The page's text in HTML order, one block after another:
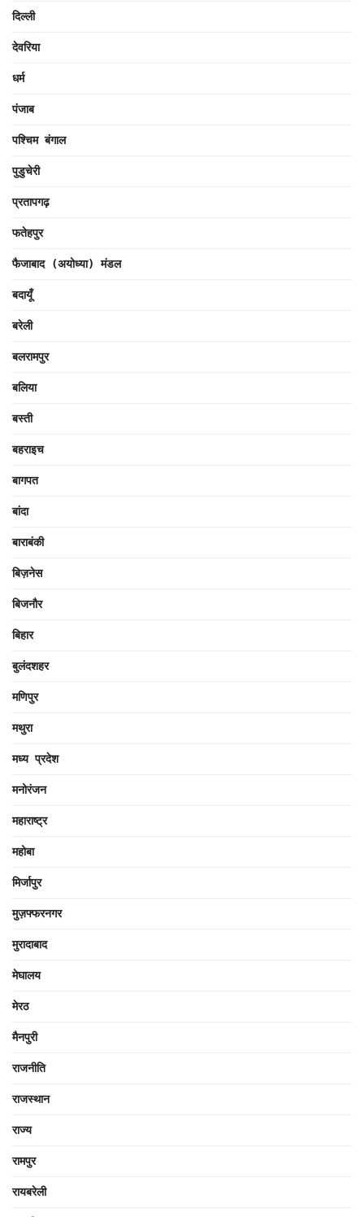
दिल्ली
देवरिया
धर्म
पंजाब
पश्चिम बंगाल
पुडुचेरी
प्रतापगढ़
फतेहपुर
फैजाबाद (अयोध्या) मंडल
बदायूँ
बरेली
बलरामपुर
बलिया
बस्ती
बहराइच
बागपत
बांदा
बाराबंकी
बिज़नेस
बिजनौर
बिहार
बुलंदशहर
मणिपुर
मथुरा
मध्य प्रदेश
मनोरंजन
महाराष्ट्र
महोबा
मिर्जापुर
मुज़फ्फरनगर
मुरादाबाद
मेघालय
मेरठ
मैनपुरी
राजनीति
राजस्थान
राज्य
रामपुर
रायबरेली